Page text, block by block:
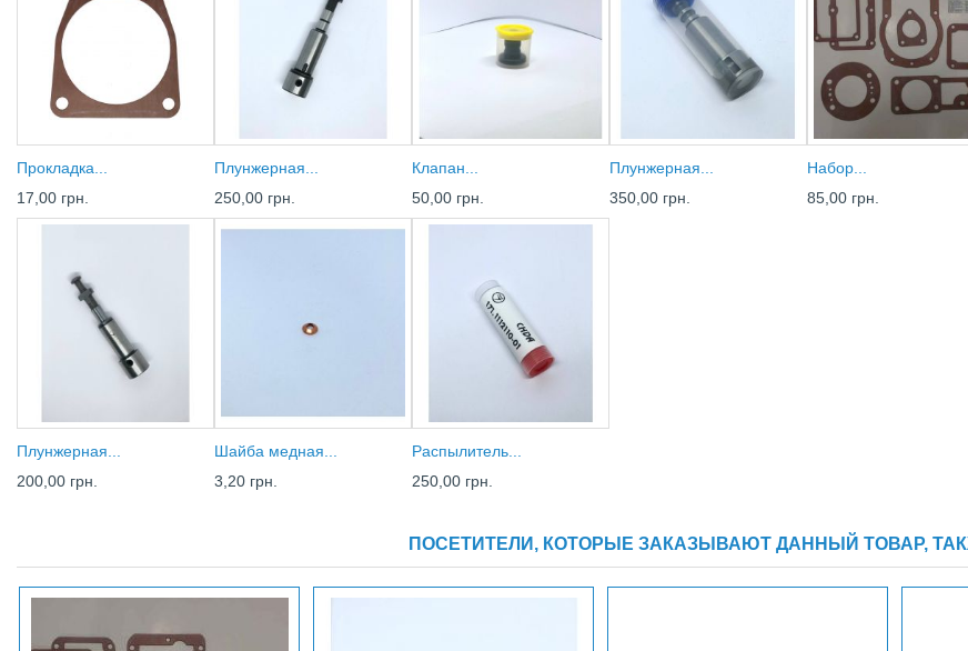
Прокладка...
17,00 грн.
Плунжерная...
250,00 грн.
Клапан...
50,00 грн.
Плунжерная...
350,00 грн.
Набор...
85,00 грн.
Плунжерная...
200,00 грн.
Шайба медная...
3,20 грн.
Распылитель...
250,00 грн.
ПОСЕТИТЕЛИ, КОТОРЫЕ ЗАКАЗЫВАЮТ ДАННЫЙ ТОВАР,